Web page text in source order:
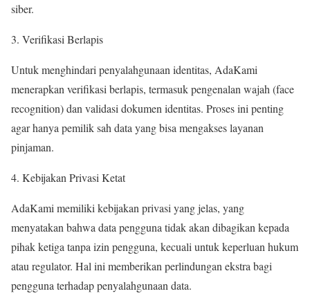
siber.
Verifikasi Berlapis
Untuk menghindari penyalahgunaan identitas, AdaKami
menerapkan verifikasi berlapis, termasuk pengenalan wajah (face
recognition) dan validasi dokumen identitas. Proses ini penting
agar hanya pemilik sah data yang bisa mengakses layanan
pinjaman.
Kebijakan Privasi Ketat
AdaKami memiliki kebijakan privasi yang jelas, yang
menyatakan bahwa data pengguna tidak akan dibagikan kepada
pihak ketiga tanpa izin pengguna, kecuali untuk keperluan hukum
atau regulator. Hal ini memberikan perlindungan ekstra bagi
pengguna terhadap penyalahgunaan data.